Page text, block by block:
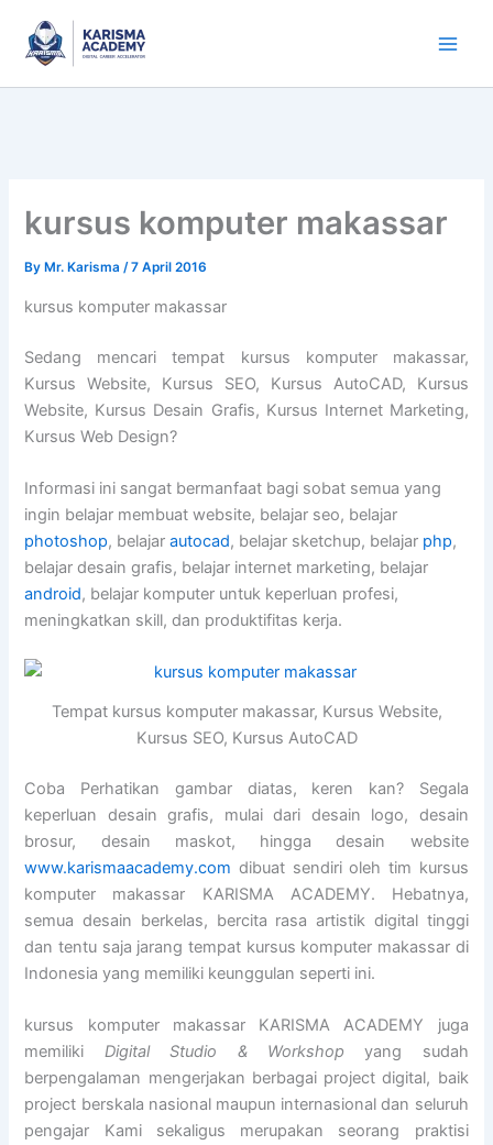
content
kursus komputer makassar
By Mr. Karisma/7 April 2016
kursus komputer makassar
Sedang mencari tempat kursus komputer makassar,
Kursus Website, Kursus SEO, Kursus AutoCAD, Kursus
Website, Kursus Desain Grafis, Kursus Internet Marketing,
Kursus Web Design?
Informasi ini sangat bermanfaat bagi sobat semua yang
ingin belajar membuat website, belajar seo, belajar
photoshop, belajarautocad, belajar sketchup, belajar php,
belajar desain grafis, belajar internet marketing, belajar
android, belajar komputer untuk keperluan profesi,
meningkatkan skill, dan produktifitas kerja.
Tempat kursus komputer makassar, Kursus Website,
Kursus SEO, Kursus AutoCAD
Coba Perhatikan gambar diatas, keren kan? Segala
keperluan desain grafis, mulai dari desain logo, desain
brosur, desain maskot, hingga desain website
www.karismaacademy.com dibuat sendiri oleh tim kursus
komputer makassar KARISMA ACADEMY. Hebatnya,
semua desain berkelas, bercita rasa artistik digital tinggi
dan tentu saja jarang tempat kursus komputer makassar di
Indonesia yang memiliki keunggulan seperti ini.
kursus komputer makassar KARISMA ACADEMY juga
memiliki Digital Studio & Workshop yang sudah
berpengalaman mengerjakan berbagai project digital, baik
project berskala nasional maupun internasional dan seluruh
pengajar Kami sekaligus merupakan seorang praktisi